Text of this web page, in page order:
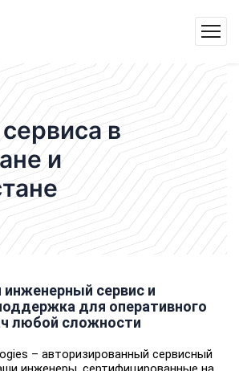
в
и
сервис и
для оперативного
любой сложности
– авторизированный сервисный